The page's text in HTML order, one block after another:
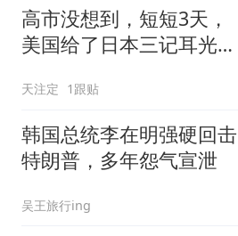
高市没想到，短短3天，
美国给了日本三记耳光，
天注定 1跟贴
韩国总统李在明强硬回击
特朗普，多年怨气宣泄
吴王旅行ing